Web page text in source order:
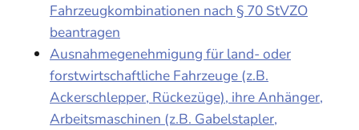
Fahrzeugkombinationen nach § 70 StVZO
beantragen
Ausnahmegenehmigung für land- oder
forstwirtschaftliche Fahrzeuge (z.B.
Ackerschlepper, Rückezüge), ihre Anhänger,
Arbeitsmaschinen (z.B. Gabelstapler,